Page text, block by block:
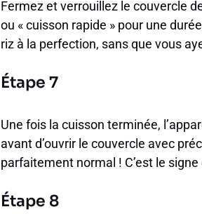
Fermez et verrouillez le couvercle
ou « cuisson rapide » pour une
riz à la perfection, sans que vous
Étape 7
Une fois la cuisson terminée,
avant d’ouvrir le couvercle avec
parfaitement normal ! C’est le
Étape 8